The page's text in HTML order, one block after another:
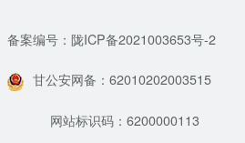
备案编号：陇ICP备2021003653号-2
甘公安网备：62010202003515
网站标识码：6200000113